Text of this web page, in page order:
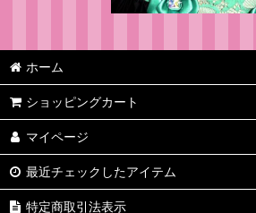
ホーム
ショッピングカート
マイページ
最近チェックしたアイテム
特定商取引法表示